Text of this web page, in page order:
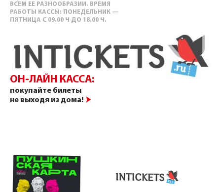
ВСЕМ ЕЕ РАЗНООБРАЗИИ. ВРЕМЯ
РАБОТЫ КАССЫ: ПОНЕДЕЛЬНИК —
ПЯТНИЦА С 09.00 Ч ДО 18.00 Ч.
ОН-ЛАЙН КАССА:
покупайте билеты
не выходя из дома!